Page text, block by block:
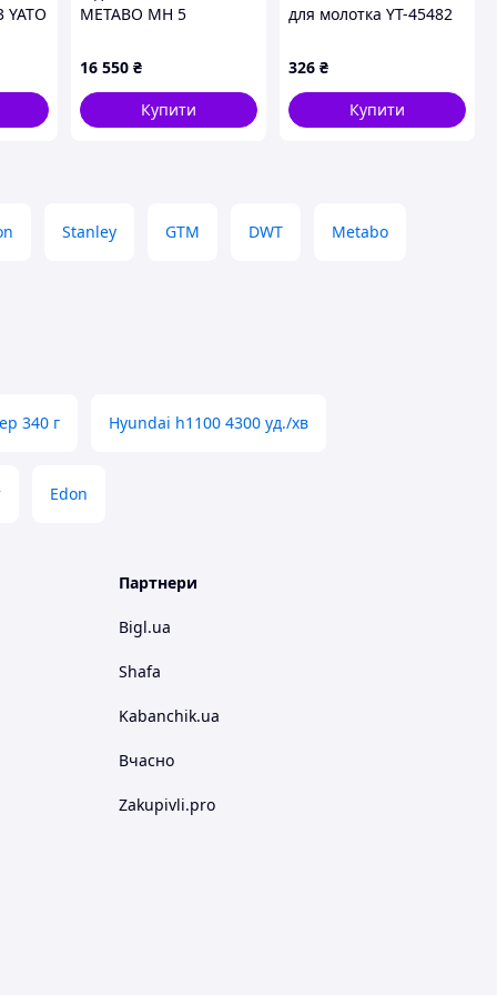
YATO
METABO MH 5
16 550 ₴
Купити
для молотка YT-45482
високопружного
поліетилену [50]
326 ₴
Купити
Stanley GTM DWT Metabo
340 г Hyundai h1100 4300 уд./хв
Edon
Партнери
Bigl.ua
Shafa
Kabanchik.ua
Вчасно
Zakupivli.pro